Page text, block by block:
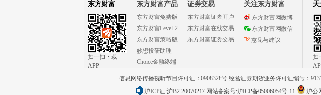
东方财富
扫一扫下载
APP
东方财富产品
东方财富免费版
东方财富Level-2
东方财富策略版
妙想投研助理
Choice金融终端
证券交易
东方财富证券开户
东方财富在线交易
东方财富证券交易
关注东方财富
东方财富网微博
东方财富网微信
意见与建议
扫
信息网络传播视听节目许可证：0908328号 经营证券期货业务许可证编号：
沪ICP证:沪B2-20070217 网站备案号:沪ICP备05006054号-11 沪公